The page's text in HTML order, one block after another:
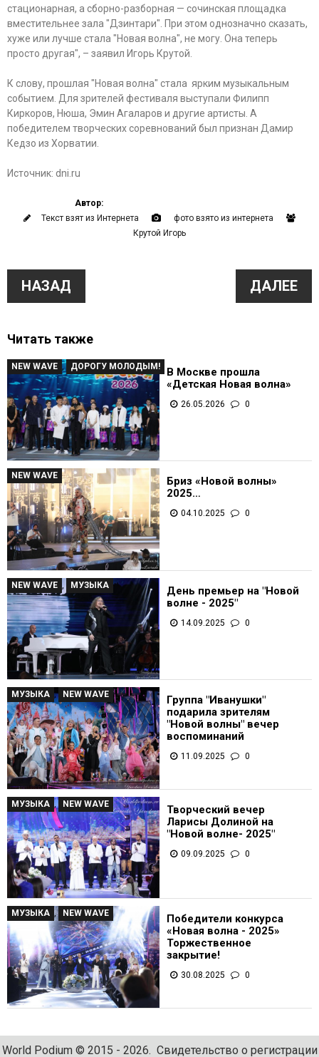
стационарная, а сборно-разборная — сочинская площадка
вместительнее зала "Дзинтари". При этом однозначно сказать,
хуже или лучше стала "Новая волна", не могу. Она теперь
просто другая", – заявил Игорь Крутой.
К слову, прошлая "Новая волна" стала ярким музыкальным
событием. Для зрителей фестиваля выступали Филипп
Киркоров, Нюша, Эмин Агаларов и другие артисты. А
победителем творческих соревнований был признан Дамир
Кедзо из Хорватии.
Источник: dni.ru
Автор:
Текст взят из Интернета
фото взято из интернета
Крутой Игорь
НАЗАД ДАЛЕЕ
Читать также
NEW WAVE , ДОРОГУ МОЛОДЫМ!
В Москве прошла
«Детская Новая волна»
26.05.2026 0
NEW WAVE
Бриз «Новой волны»
2025…
04.10.2025 0
NEW WAVE МУЗЫКА
День премьер на "Новой
волне - 2025"
14.09.2025 0
МУЗЫКА , NEW WAVE
Группа "Иванушки"
подарила зрителям
"Новой волны" вечер
воспоминаний
11.09.2025 0
МУЗЫКА , NEW WAVE
Творческий вечер
Ларисы Долиной на
"Новой волне- 2025"
09.09.2025 0
МУЗЫКА , NEW WAVE
Победители конкурса
«Новая волна - 2025»
Торжественное
закрытие!
30.08.2025 0
World Podium © 2015 - 2026. Свидетельство о регистрации